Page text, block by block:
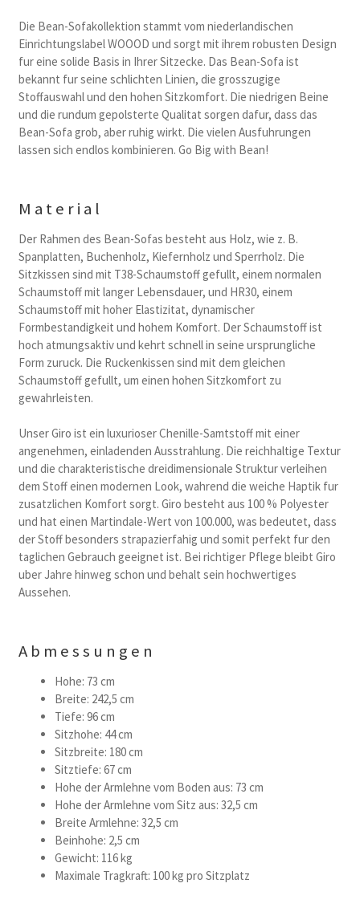
Die Bean-Sofakollektion stammt vom niederlandischen
Einrichtungslabel WOOOD und sorgt mit ihrem robusten Design
fur eine solide Basis in Ihrer Sitzecke. Das Bean-Sofa ist
bekannt fur seine schlichten Linien, die grosszugige
Stoffauswahl und den hohen Sitzkomfort. Die niedrigen Beine
und die rundum gepolsterte Qualitat sorgen dafur, dass das
Bean-Sofa grob, aber ruhig wirkt. Die vielen Ausfuhrungen
lassen sich endlos kombinieren. Go Big with Bean!
Material
Der Rahmen des Bean-Sofas besteht aus Holz, wie z. B.
Spanplatten, Buchenholz, Kiefernholz und Sperrholz. Die
Sitzkissen sind mit T38-Schaumstoff gefullt, einem normalen
Schaumstoff mit langer Lebensdauer, und HR30, einem
Schaumstoff mit hoher Elastizitat, dynamischer
Formbestandigkeit und hohem Komfort. Der Schaumstoff ist
hoch atmungsaktiv und kehrt schnell in seine ursprungliche
Form zuruck. Die Ruckenkissen sind mit dem gleichen
Schaumstoff gefullt, um einen hohen Sitzkomfort zu
gewahrleisten.
Unser Giro ist ein luxurioser Chenille-Samtstoff mit einer
angenehmen, einladenden Ausstrahlung. Die reichhaltige Textur
und die charakteristische dreidimensionale Struktur verleihen
dem Stoff einen modernen Look, wahrend die weiche Haptik fur
zusatzlichen Komfort sorgt. Giro besteht aus 100 % Polyester
und hat einen Martindale-Wert von 100.000, was bedeutet, dass
der Stoff besonders strapazierfahig und somit perfekt fur den
taglichen Gebrauch geeignet ist. Bei richtiger Pflege bleibt Giro
uber Jahre hinweg schon und behalt sein hochwertiges
Aussehen.
Abmessungen
Hohe: 73 cm
Breite: 242,5 cm
Tiefe: 96 cm
Sitzhohe: 44 cm
Sitzbreite: 180 cm
Sitztiefe: 67 cm
Hohe der Armlehne vom Boden aus: 73 cm
Hohe der Armlehne vom Sitz aus: 32,5 cm
Breite Armlehne: 32,5 cm
Beinhohe: 2,5 cm
Gewicht: 116 kg
Maximale Tragkraft: 100 kg pro Sitzplatz